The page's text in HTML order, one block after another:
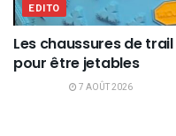
EDITO
Les chaussures de
pour être jetables
7 AOÛT 2026